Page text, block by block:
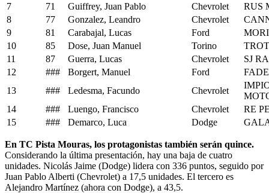
7
71 Guiffrey, Juan Pablo Chevrolet
RUS
8
77 Gonzalez, Leandro Chevrolet
9
81 Carabajal, Lucas Ford
10
85 Dose, Juan Manuel Torino
11
87 Guerra, Lucas Chevrolet
SJ
12
### Borgert, Manuel Ford
13
### Ledesma, Facundo Chevrolet
14
### Luengo, Francisco Chevrolet
RE
15
### Demarco, Luca Dodge
En TC Pista Mouras, los protagonistas también serán quince.
Considerando la última presentación, hay una baja de cuatro
unidades. Nicolás Jaime (Dodge) lidera con 336 puntos, seguido por
Juan Pablo Alberti (Chevrolet) a 17,5 unidades. El tercero es
Alejandro Martínez (ahora con Dodge), a 43,5.